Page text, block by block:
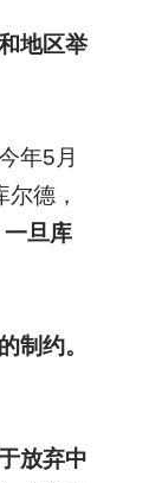
地区举
年5月
德，
旦库
制约。
放弃中